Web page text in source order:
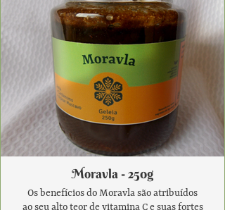
Kantakari Avaleha ajuda na digestão,
melhorando o Agni (fogo digestivo) devido
às suas propriedades Deepan (aperitivo) e
Pachan (digestivo).
*Contém derivados de leite
*Contém açúcar mascavo
*Sem aditivos químicos e corantes
*Baseado nos antigos textos do Ayurveda
Moravla - 250g
Os benefícios do Moravla são atribuídos
ao seu alto teor de vitamina C e suas fortes